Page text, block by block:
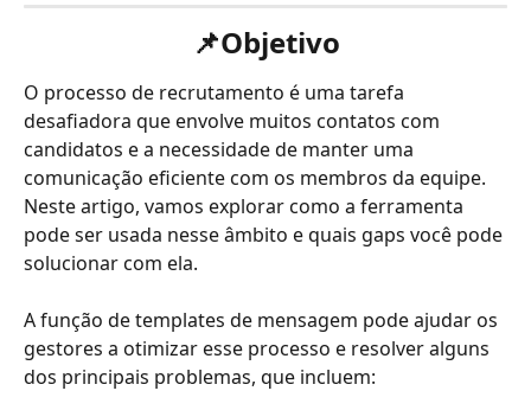
📌Objetivo
O processo de recrutamento é uma tarefa
desafiadora que envolve muitos contatos com
candidatos e a necessidade de manter uma
comunicação eficiente com os membros da equipe.
Neste artigo, vamos explorar como a ferramenta
pode ser usada nesse âmbito e quais gaps você pode
solucionar com ela.
A função de templates de mensagem pode ajudar os
gestores a otimizar esse processo e resolver alguns
dos principais problemas, que incluem: